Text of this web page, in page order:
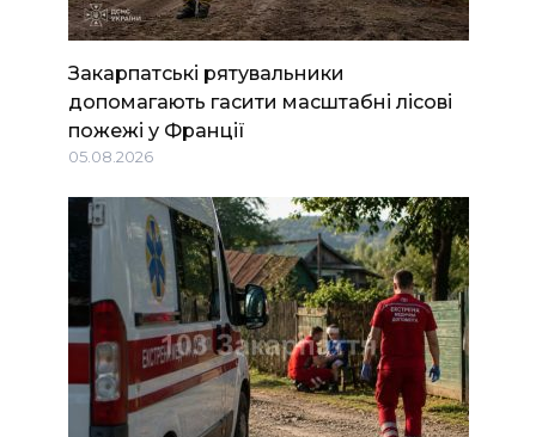
Закарпатські рятувальники
допомагають гасити масштабні лісові
пожежі у Франції
05.08.2026